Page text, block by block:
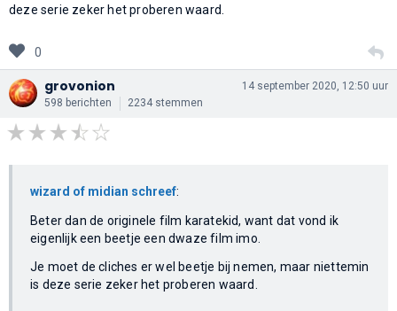
deze serie zeker het proberen waard.
0
grovonion
598 berichten 2234 stemmen
14 september 2020, 12:50 uur
wizard of midian schreef:
Beter dan de originele film karatekid, want dat vond ik
eigenlijk een beetje een dwaze film imo.
Je moet de cliches er wel beetje bij nemen, maar niettemin
is deze serie zeker het proberen waard.